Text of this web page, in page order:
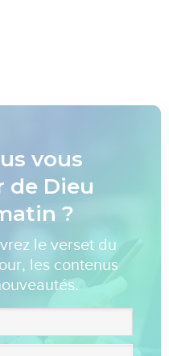
vous
de Dieu
?
le verset du
les contenus